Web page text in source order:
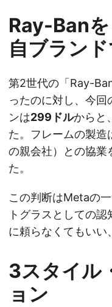
Ray-Ban
自ブラン
第2世代の「Ray-
ったのに対し、今回
ンは299ドルからと
た。フレームの製
の親会社）との協業
た。
この判断はMetaの
トグラスとしての
に頼らなくてもいい
3スタイル
ョン